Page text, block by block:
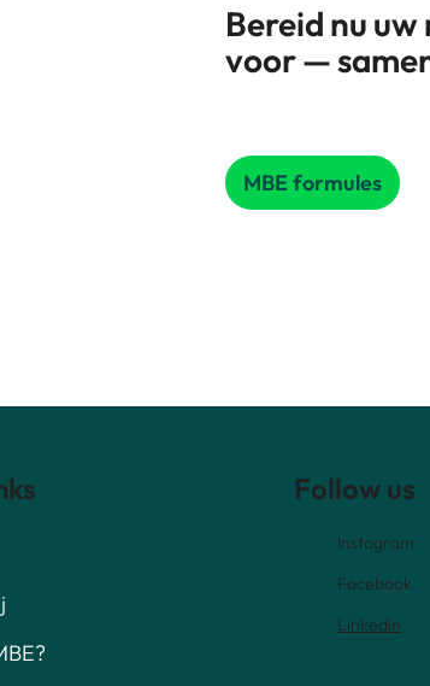
Bereid nu
voor —
MBE formules
Follow us
Instagram
Facebook
Linkedin